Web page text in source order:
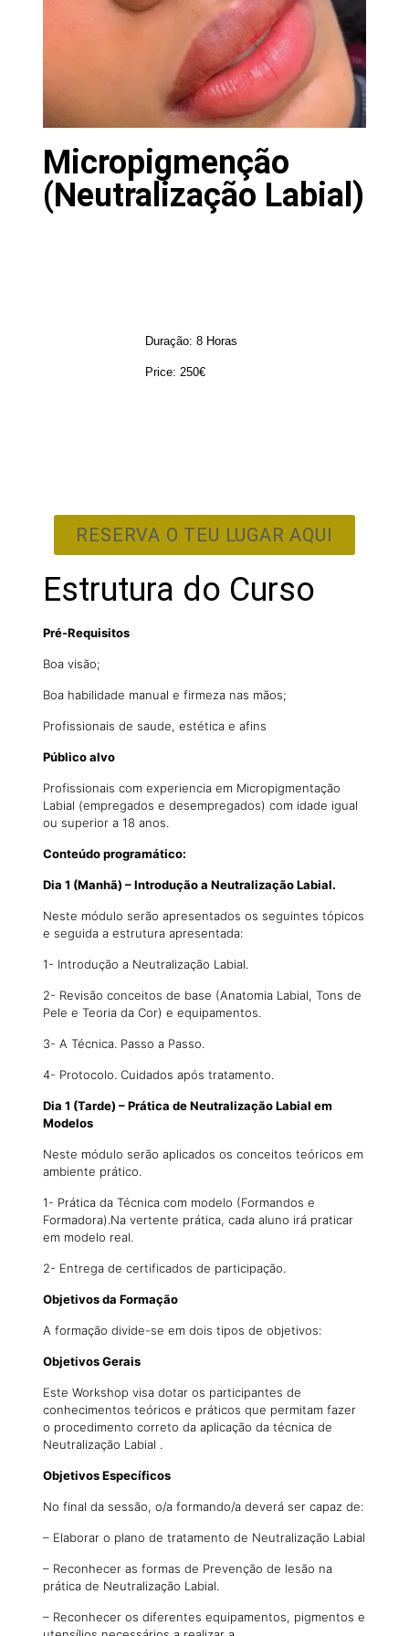
Micropigmenção
(Neutralização Labial)
Duração: 8 Horas
Price: 250€
RESERVA O TEU LUGAR AQUI
Estrutura do Curso
Pré-Requisitos
Boa visão;
Boa habilidade manual e firmeza nas mãos;
Profissionais de saude, estética e afins
Público alvo
Profissionais com experiencia em Micropigmentação
Labial (empregados e desempregados) com idade igual
ou superior a 18 anos.
Conteúdo programático:
Dia 1 (Manhã) – Introdução a Neutralização Labial.
Neste módulo serão apresentados os seguintes tópicos
e seguida a estrutura apresentada:
1- Introdução a Neutralização Labial.
2- Revisão conceitos de base (Anatomia Labial, Tons de
Pele e Teoria da Cor) e equipamentos.
3- A Técnica. Passo a Passo.
4- Protocolo. Cuidados após tratamento.
Dia 1 (Tarde) – Prática de Neutralização Labial em
Modelos
Neste módulo serão aplicados os conceitos teóricos em
ambiente prático.
1- Prática da Técnica com modelo (Formandos e
Formadora).Na vertente prática, cada aluno irá praticar
em modelo real.
2- Entrega de certificados de participação.
Objetivos da Formação
A formação divide-se em dois tipos de objetivos:
Objetivos Gerais
Este Workshop visa dotar os participantes de
conhecimentos teóricos e práticos que permitam fazer
o procedimento correto da aplicação da técnica de
Neutralização Labial .
Objetivos Específicos
No final da sessão, o/a formando/a deverá ser capaz de:
– Elaborar o plano de tratamento de Neutralização Labial
– Reconhecer as formas de Prevenção de lesão na
prática de Neutralização Labial.
– Reconhecer os diferentes equipamentos, pigmentos e